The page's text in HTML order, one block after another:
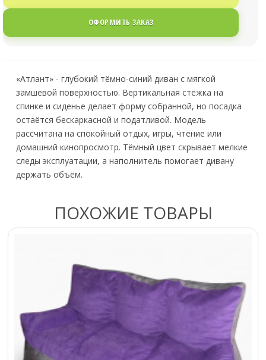
ОФОРМИТЬ ЗАКАЗ
«Атлант» - глубокий тёмно-синий диван с мягкой
замшевой поверхностью. Вертикальная стёжка на
спинке и сиденье делает форму собранной, но посадка
остаётся бескаркасной и податливой. Модель
рассчитана на спокойный отдых, игры, чтение или
домашний кинопросмотр. Тёмный цвет скрывает мелкие
следы эксплуатации, а наполнитель помогает дивану
держать объём.
ПОХОЖИЕ ТОВАРЫ